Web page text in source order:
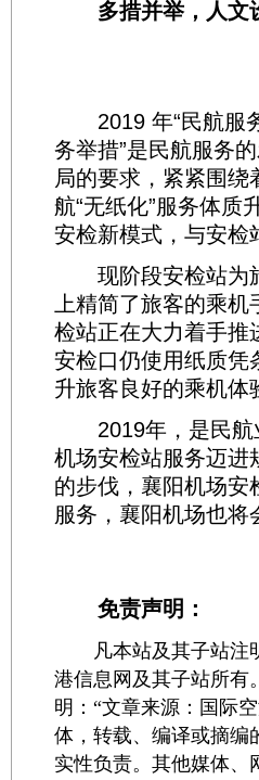
多措并举，人文
2019 年“民航服务
务举措”是民航服务
局的要求，紧紧围绕
航“无纸化”服务体质
安检新模式，与安检
现阶段安检站为旅
上精简了旅客的乘
检站正在大力着手推
安检口仍使用纸质凭
升旅客良好的乘机体
2019年，是民航
机场安检站服务迈进
的步伐，襄阳机场安
服务，襄阳机场也
免责声明：
凡本站及其子站注明
港信息网及其子站所有
明：“文章来源：国际
体，转载、编译或摘编
实性负责。其他媒体、